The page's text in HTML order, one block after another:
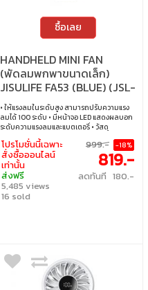
ซื้อเลย
HANDHELD MINI FAN
(พัดลมพกพาขนาดเล็ก)
JISULIFE FA53 (BLUE) (JSL-
6975061531395)
• ให้แรงลมในระดับสูง สามารถปรับความแรง
ลมได้ 100 ระดับ • มีหน้าจอ LED แสดงผลบอก
ระดับความแรงลมและแบตเตอรี่ • วัสดุ
พลาสติก ABS ดีไซน์สวยงาม ทันสมัย • ใช้งาน
ได้สูงสุด 2-12 ชั่วโมง (ขึ้นอยู่กับความเร็วลม) •
ใช้เวลาชาร์จ 2-3 ชั่วโมง ใช้พอร์ต USB-Type C
ในการชาร์จ (ไม่รองรับ fast charge) • ความจุ
แบตเตอรี่ 3600mAh
โปรโมชั่นนี้เฉพาะ
สั่งซื้อออนไลน์
เท่านั้น
ส่งฟรี
5,485 views
16 sold
999.- -18%
819.-
ลดทันที 180.-